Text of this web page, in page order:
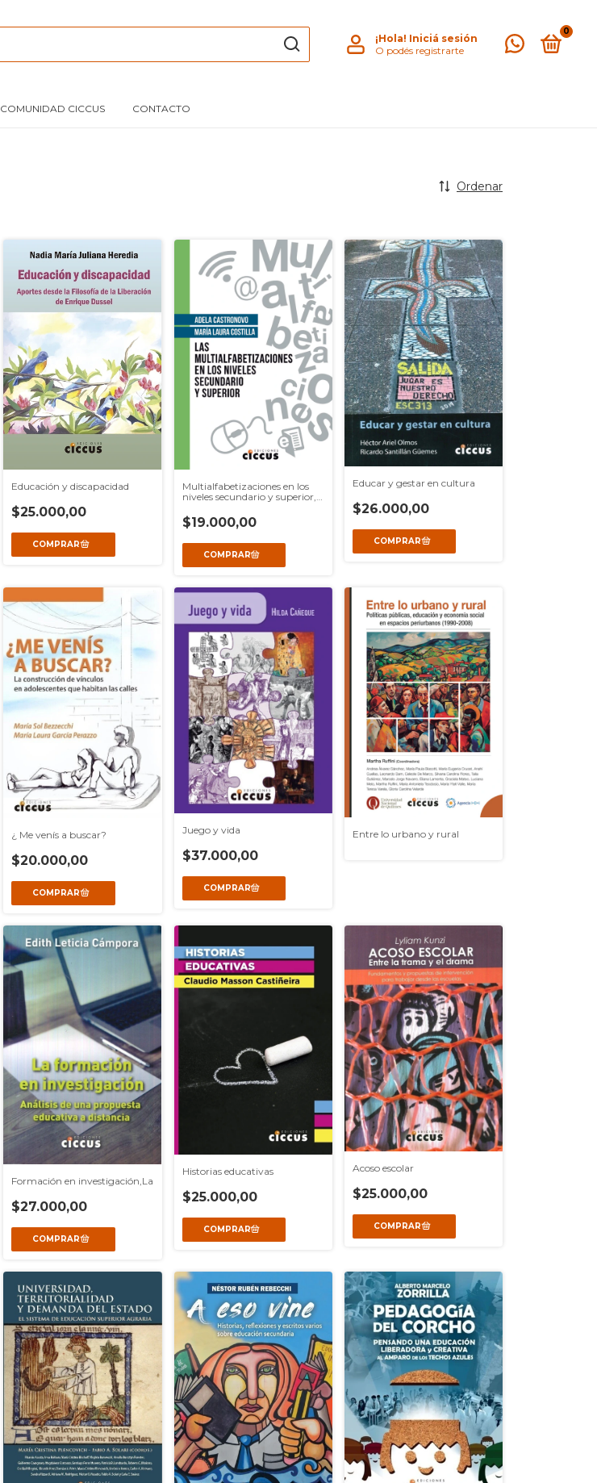
¡Hola! Iniciá sesión
O podés registrarte
0
COMUNIDAD CICCUS CONTACTO
Ordenar
Educación y discapacidad
$25.000,00
Multialfabetizaciones en los
niveles secundario y superior,
$19.000,00
Educar y gestar en cultura
$26.000,00
¿ Me venís a buscar?
$20.000,00
Juego y vida
$37.000,00
Entre lo urbano y rural
Formación en investigación,La
$27.000,00
Historias educativas
$25.000,00
Acoso escolar
$25.000,00